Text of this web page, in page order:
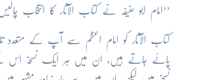
’’امام ابو حنیفہ نے کتاب الآثار کا انتخاب چالیس ہزار (40000) احادیث
کتاب الآثار کو امام اعظم سے آپ کے
پائے جاتے ہیں، ان میں ہر ایک نسخہ اس